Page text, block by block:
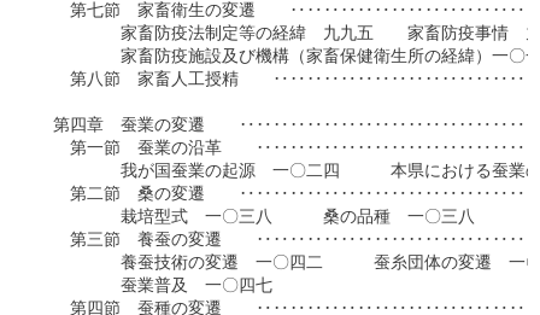
第七節　家畜衛生の変遷　　
家畜防疫法制定等の経緯　九九五　　家畜防疫事情　九
家畜防疫施設及び機構（家畜保健衛生所の経緯）一〇
第八節　家畜人工授精　　
第四章　蚕業の変遷　　
第一節　蚕業の沿革　　
我が国蚕業の起源　一〇二四　　　本県における蚕業の
第二節　桑の変遷　　
栽培型式　一〇三八　　　桑の品種　一〇三八
第三節　養蚕の変遷　　
養蚕技術の変遷　一〇四二　　　蚕糸団体の変遷　一〇
蚕業普及　一〇四七
第四節　蚕種の変遷　　